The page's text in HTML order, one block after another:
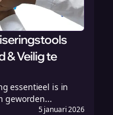
& Veilig te
essentieel is in
geworden...
5 januari 2026